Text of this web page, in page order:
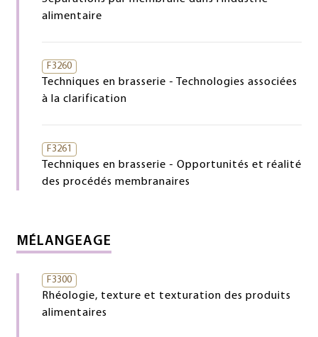
alimentaire
F3260
Techniques en brasserie - Technologies associées
à la clarification
F3261
Techniques en brasserie - Opportunités et réalité
des procédés membranaires
MÉLANGEAGE
F3300
Rhéologie, texture et texturation des produits
alimentaires